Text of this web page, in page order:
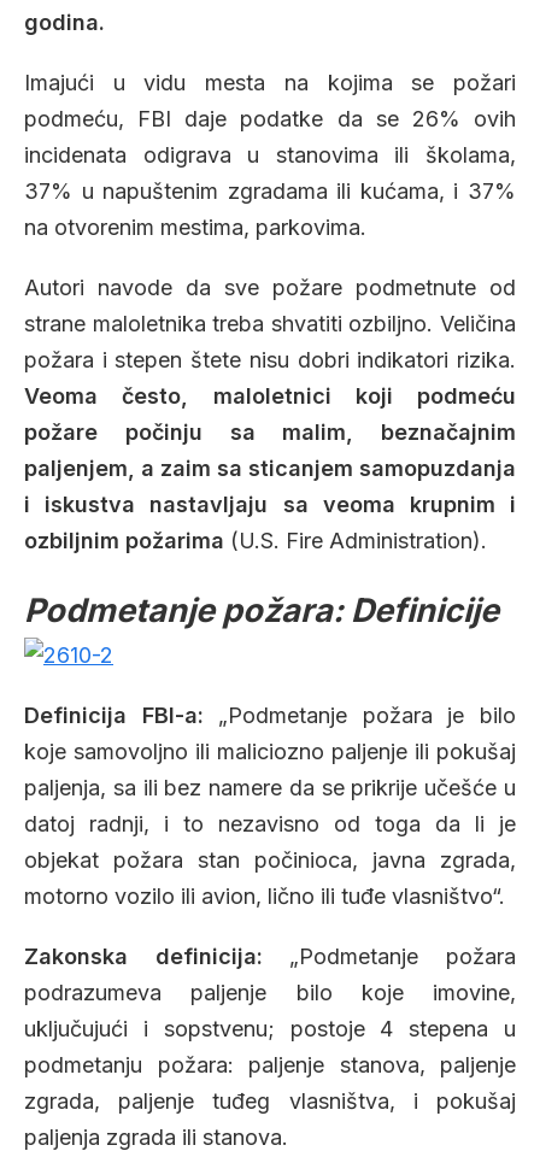
godina.
Imajući u vidu mesta na kojima se požari
podmeću, FBI daje podatke da se 26% ovih
incidenata odigrava u stanovima ili školama,
37% u napuštenim zgradama ili kućama, i 37%
na otvorenim mestima, parkovima.
Autori navode da sve požare podmetnute od
strane maloletnika treba shvatiti ozbiljno. Veličina
požara i stepen štete nisu dobri indikatori rizika.
Veoma često, maloletnici koji podmeću
požare počinju sa malim, beznačajnim
paljenjem, a zaim sa sticanjem samopuzdanja
i iskustva nastavljaju sa veoma krupnim i
ozbiljnim požarima (U.S. Fire Administration).
Podmetanje požara: Definicije
Definicija FBI-a: „Podmetanje požara je bilo
koje samovoljno ili maliciozno paljenje ili pokušaj
paljenja, sa ili bez namere da se prikrije učešće u
datoj radnji, i to nezavisno od toga da li je
objekat požara stan počinioca, javna zgrada,
motorno vozilo ili avion, lično ili tuđe vlasništvo“.
Zakonska definicija: „Podmetanje požara
podrazumeva paljenje bilo koje imovine,
uključujući i sopstvenu; postoje 4 stepena u
podmetanju požara: paljenje stanova, paljenje
zgrada, paljenje tuđeg vlasništva, i pokušaj
paljenja zgrada ili stanova.